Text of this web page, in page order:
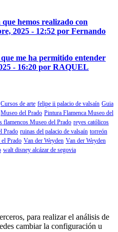
hemos realizado con
2025 - 12:52 por Fernando
me ha permitido entender
- 16:20 por RAQUEL
Cursos de arte felipe ii palacio de valsaín Guia
Museo del Prado Pintura Flamenca Museo del
flamencos Museo del Prado reyes católicos
Prado ruinas del palacio de valsaín torreón
el Prado Van der Weyden Van der Weyden
walt disney alcázar de segovia
para realizar el análisis de
cambiar la configuración u